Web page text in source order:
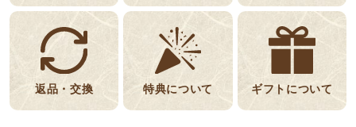
返品・交換 特典について ギフトについて